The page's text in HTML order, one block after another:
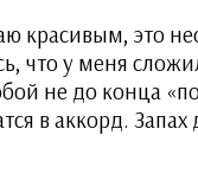
красивым, это
что у меня
не до конца
в аккорд.